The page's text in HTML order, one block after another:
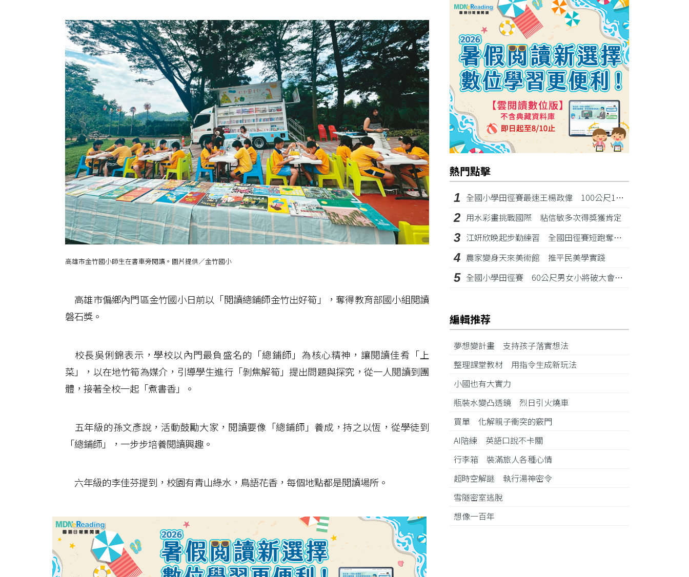
高雄市金竹國小師生在書車旁閱讀。圖片提供／金竹國小
高雄市偏鄉內門區金竹國小日前以「閱讀總鋪師金竹出好筍」，奪得教育部國小組閱讀
磐石獎。
校長吳俐錦表示，學校以內門最負盛名的「總鋪師」為核心精神，讓閱讀佳肴「上
菜」，以在地竹筍為媒介，引導學生進行「剝焦解筍」提出問題與探究，從一人閱讀到團
體，接著全校一起「煮書香」。
五年級的孫文彥說，活動鼓勵大家，閱讀要像「總鋪師」養成，持之以恆，從學徒到
「總鋪師」，一步步培養閱讀興趣。
六年級的李佳芬提到，校園有青山綠水，鳥語花香，每個地點都是閱讀場所。
熱門點擊
1 全國小學田徑賽最速王楊政偉 100公尺11秒87奪金
2 用水彩畫挑戰國際 粘信敏多次得獎獲肯定
3 江姸欣晚起步勤練習 全國田徑賽短跑奪金摘銅
4 農家變身天來美術館 推平民美學實踐
5 全國小學田徑賽 60公尺男女小將破大會紀錄
編輯推荐
夢想變計畫 支持孩子落實想法
整理課堂教材 用指令生成新玩法
小國也有大實力
瓶裝水變凸透鏡 烈日引火燒車
買單 化解親子衝突的竅門
AI陪練 英語口說不卡關
行李箱 裝滿旅人各種心情
超時空解謎 執行湯神密令
雪隧密室逃脫
想像一百年